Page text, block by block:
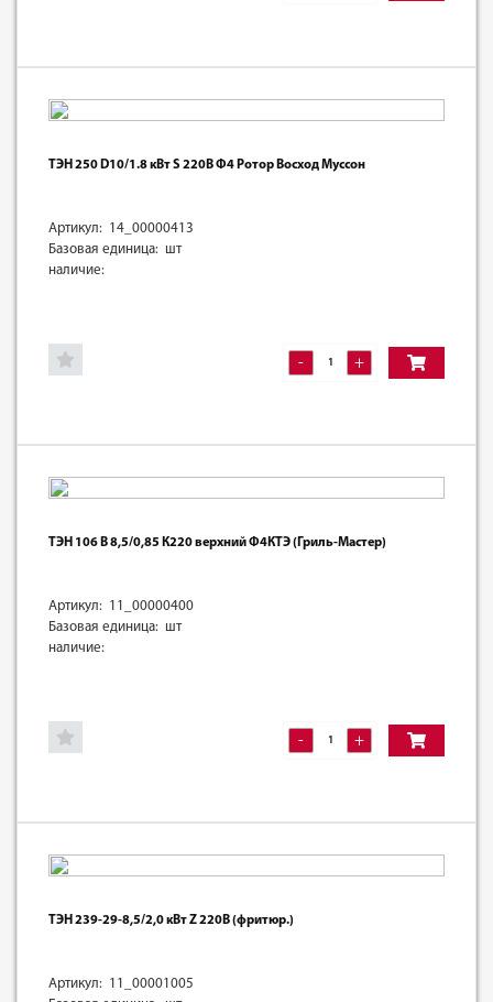
ТЭН 250 D10/1.8 кВт S 220В Ф4 Ротор Восход Муссон
Артикул: 14_00000413
Базовая единица: шт
наличие:
- +
ТЭН 106 В 8,5/0,85 К220 верхний Ф4КТЭ (Гриль-Мастер)
Артикул: 11_00000400
Базовая единица: шт
наличие:
- +
ТЭН 239-29-8,5/2,0 кВт Z 220В (фритюр.)
Артикул: 11_00001005